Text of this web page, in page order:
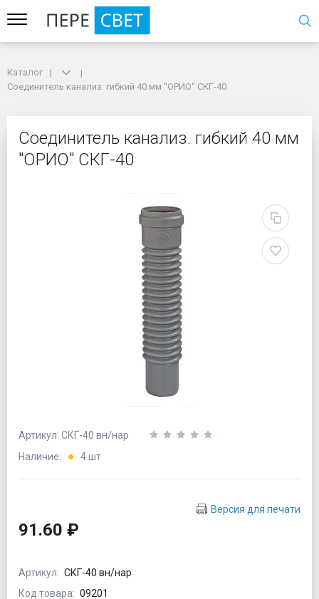
Соединитель канализ. гибкий 40 мм "ОРИО" СКГ-40
Соединитель
Каталог
Соединитель канализ. гибкий 40 мм "ОРИО" СКГ-40
Соединитель канализ. гибкий 40 мм
"ОРИО" СКГ-40
Артикул: СКГ-40 вн/нар
Наличие:
4 шт
Версия для печати
91.60 ₽
Артикул: СКГ-40 вн/нар
Код товара: 09201